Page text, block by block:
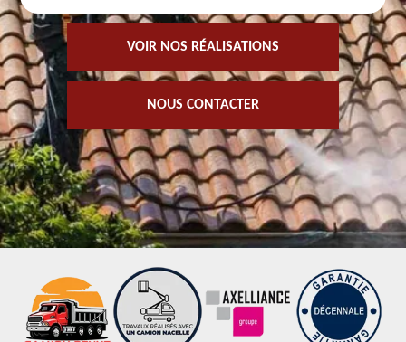
VOIR NOS RÉALISATIONS
NOUS CONTACTER